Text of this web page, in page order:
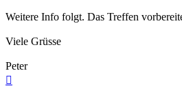
Weitere Info folgt. Das Treffen
Viele Grüsse
Peter